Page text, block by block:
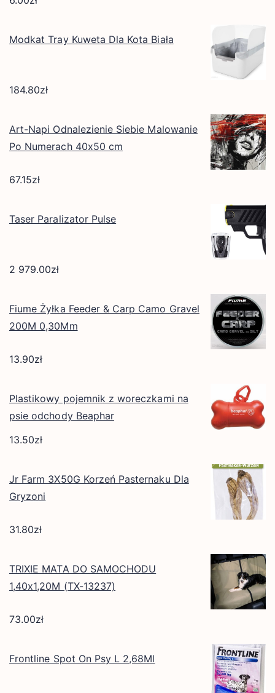
Modkat Tray Kuweta Dla Kota Biała
184.80zł
Art-Napi Odnalezienie Siebie Malowanie
Po Numerach 40x50 cm
67.15zł
Taser Paralizator Pulse
2 979.00zł
Fiume Żyłka Feeder & Carp Camo Gravel
200M 0,30Mm
13.90zł
Plastikowy pojemnik z woreczkami na
psie odchody Beaphar
13.50zł
Jr Farm 3X50G Korzeń Pasternaku Dla
Gryzoni
31.80zł
TRIXIE MATA DO SAMOCHODU
1,40x1,20M (TX-13237)
73.00zł
Frontline Spot On Psy L 2,68Ml